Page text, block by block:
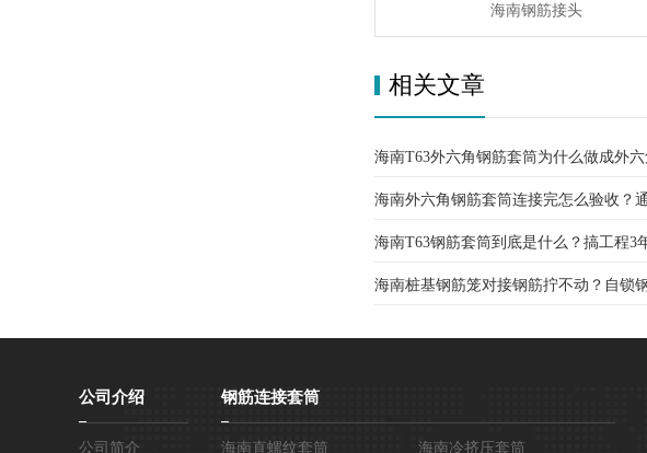
海南钢筋接头
相关文章
海南T63外六角钢筋套筒为什么做成外
设计背后的工程智慧
海南外六角钢筋套筒连接完怎么验收？
一个都不能少
海南T63钢筋套筒到底是什么？搞工程3
建议看完这篇
海南桩基钢筋笼对接钢筋拧不动？自锁
公司介绍
公司简介
钢筋连接套筒
海南直螺纹套筒 海南冷挤压套筒